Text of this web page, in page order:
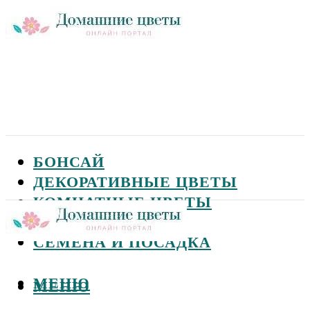
БОНСАЙ
ДЕКОРАТИВНЫЕ ЦВЕТЫ
КОМНАТНЫЕ ЦВЕТЫ
САДОВЫЕ ЦВЕТЫ
СЕМЕНА И ПОСАДКА
МЕНЮ
МЕНЮ